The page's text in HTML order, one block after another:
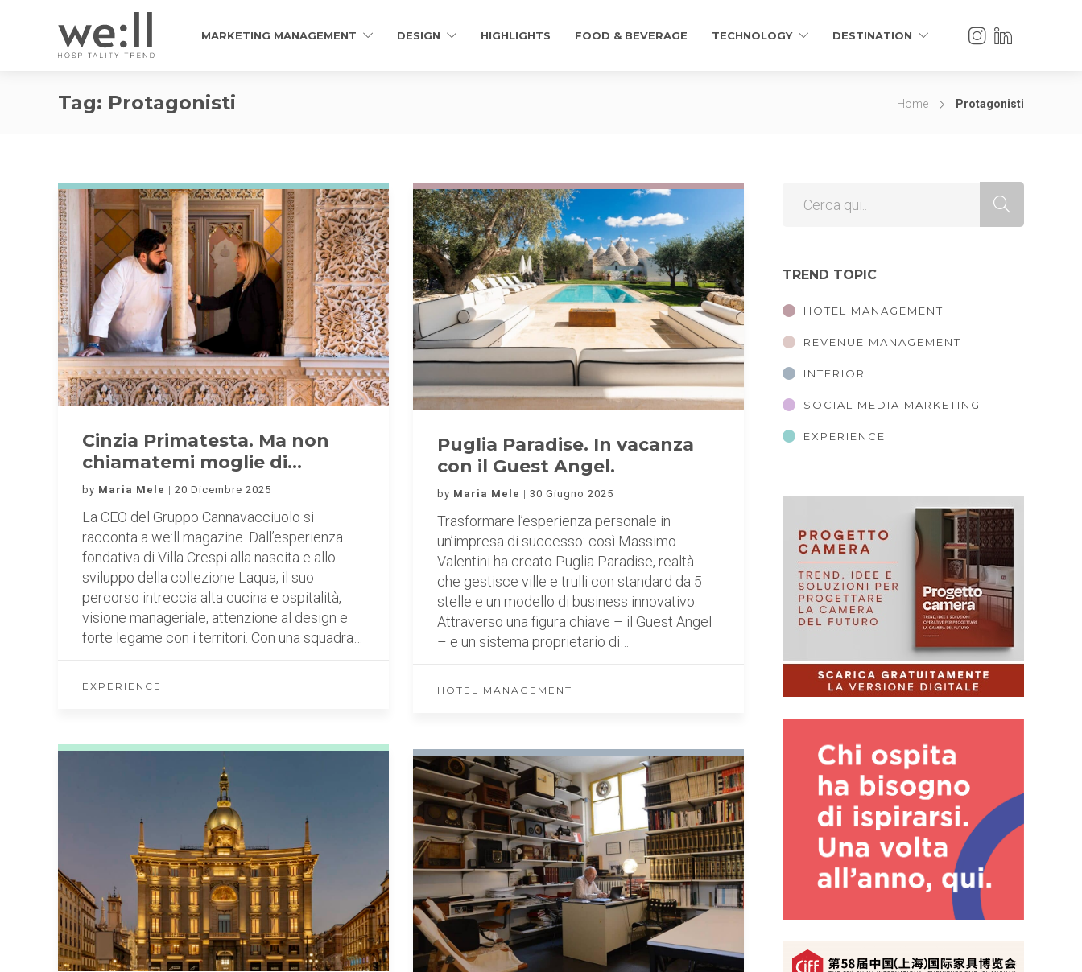
MARKETING MANAGEMENT DESIGN HIGHLIGHTS FOOD & BEVERAGE TECHNOLOGY DESTINATION
Tag: Protagonisti Home Protagonisti
Cinzia Primatesta. Ma non
chiamatemi moglie di…
by Maria Mele 20 Dicembre 2025
La CEO del Gruppo Cannavacciuolo si
racconta a we:ll magazine. Dall’esperienza
fondativa di Villa Crespi alla nascita e allo
sviluppo della collezione Laqua, il suo
percorso intreccia alta cucina e ospitalità,
visione manageriale, attenzione al design e
forte legame con i territori. Con una squadra…
EXPERIENCE
Puglia Paradise. In vacanza
con il Guest Angel.
by Maria Mele 30 Giugno 2025
Trasformare l’esperienza personale in
un’impresa di successo: così Massimo
Valentini ha creato Puglia Paradise, realtà
che gestisce ville e trulli con standard da 5
stelle e un modello di business innovativo.
Attraverso una figura chiave – il Guest Angel
– e un sistema proprietario di…
HOTEL MANAGEMENT
TREND TOPIC
HOTEL MANAGEMENT
REVENUE MANAGEMENT
INTERIOR
SOCIAL MEDIA MARKETING
EXPERIENCE